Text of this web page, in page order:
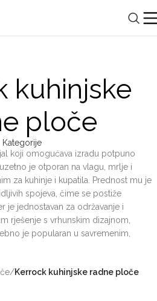
kuhinjske
ploče
Kategorije
koji omogućava izradu potpuno
je otporan na vlagu, mrlje i
za kuhinje i kupatila. Prednost mu je
spojeva, čime se postiže
je jednostavan za održavanje i
rješenje s vrhunskim dizajnom,
je popularan u savremenim,
/Kerrock kuhinjske radne ploče